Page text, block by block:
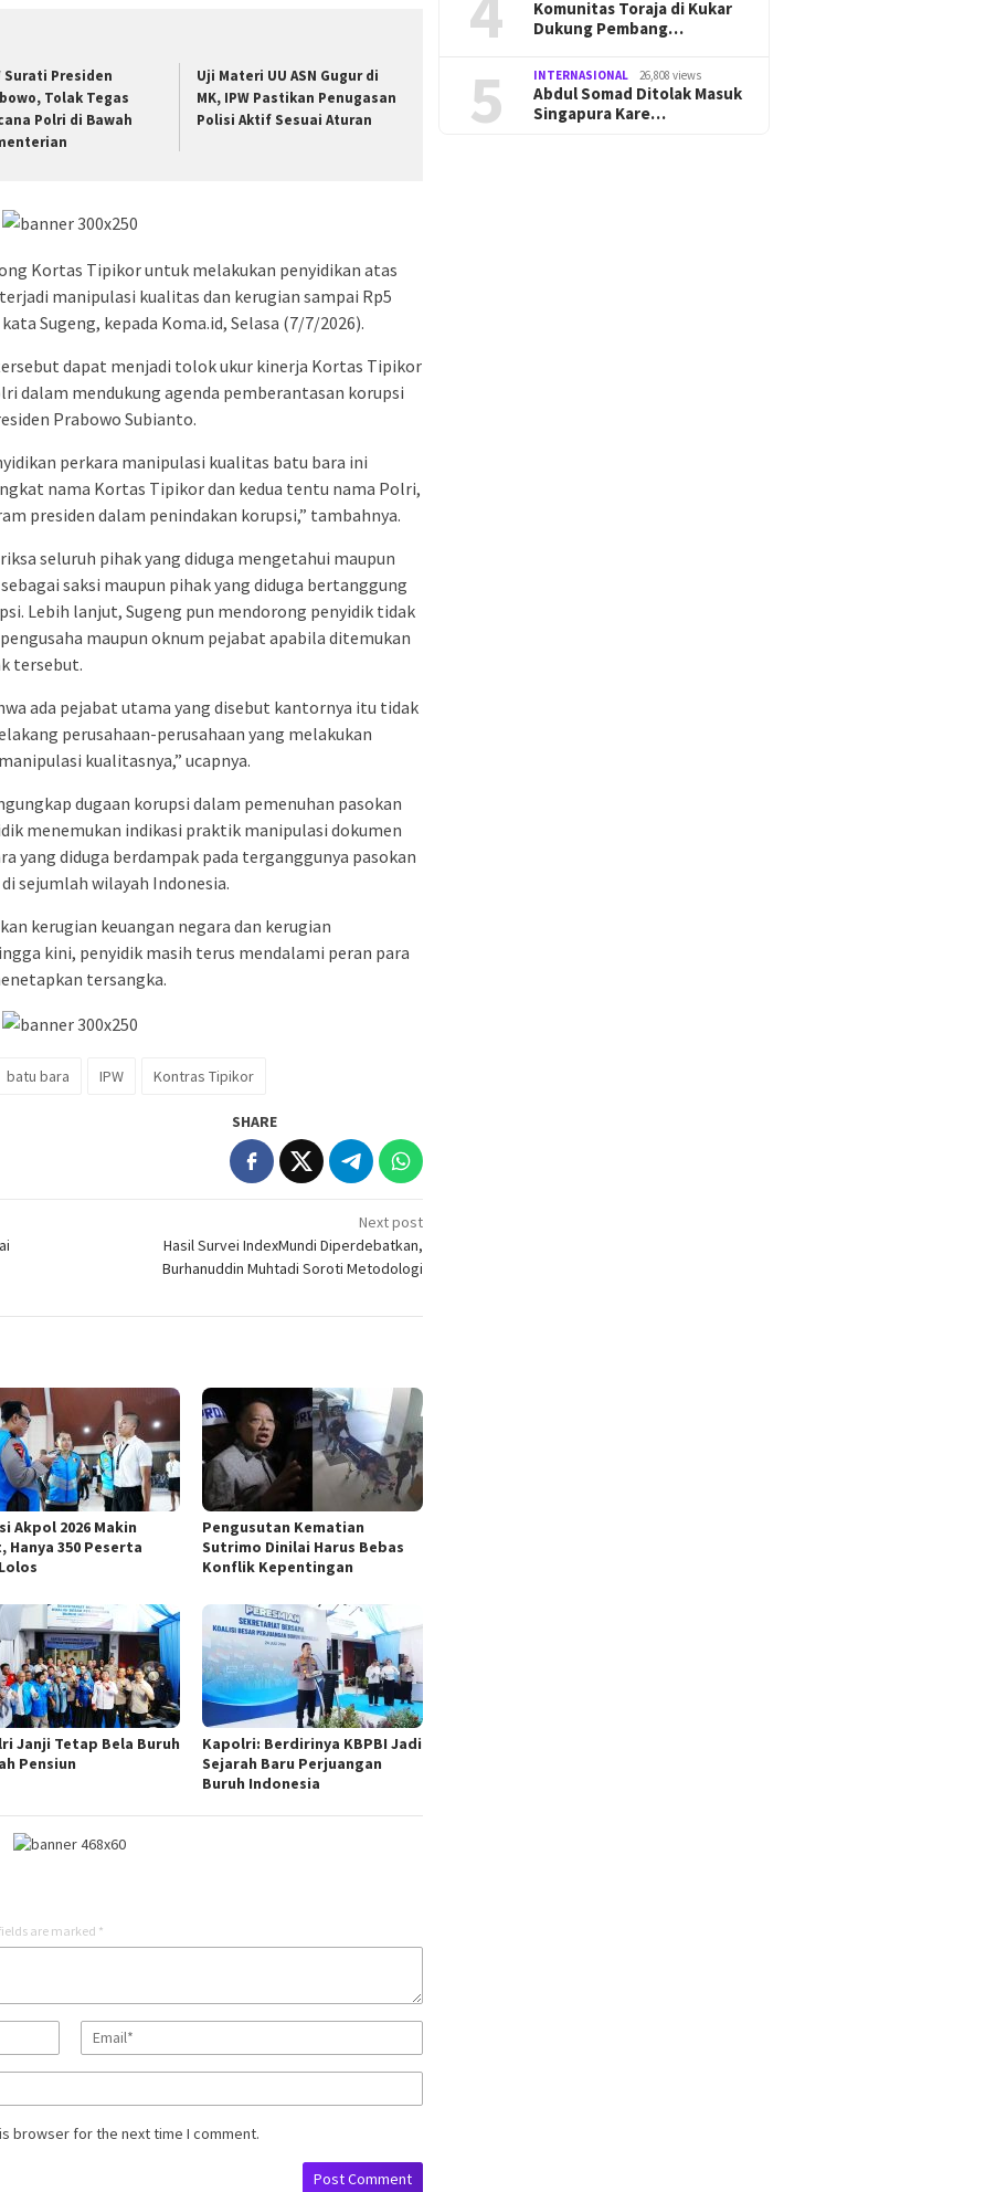
Surati Presiden
Tolak Tegas
Polri di Bawah
Uji Materi UU ASN Gugur di
MK, IPW Pastikan Penugasan
Polisi Aktif Sesuai Aturan
Kortas Tipikor untuk melakukan penyidikan atas
manipulasi kualitas dan kerugian sampai Rp5
Sugeng, kepada Koma.id, Selasa (7/7/2026).
dapat menjadi tolok ukur kinerja Kortas Tipikor
dalam mendukung agenda pemberantasan korupsi
Prabowo Subianto.
perkara manipulasi kualitas batu bara ini
nama Kortas Tipikor dan kedua tentu nama Polri,
presiden dalam penindakan korupsi,” tambahnya.
seluruh pihak yang diduga mengetahui maupun
saksi maupun pihak yang diduga bertanggung
Lebih lanjut, Sugeng pun mendorong penyidik tidak
maupun oknum pejabat apabila ditemukan
tersebut.
ada pejabat utama yang disebut kantornya itu tidak
perusahaan-perusahaan yang melakukan
kualitasnya,” ucapnya.
dugaan korupsi dalam pemenuhan pasokan
menemukan indikasi praktik manipulasi dokumen
yang diduga berdampak pada terganggunya pasokan
sejumlah wilayah Indonesia.
kerugian keuangan negara dan kerugian
kini, penyidik masih terus mendalami peran para
tersangka.
batu bara IPW Kontras Tipikor
SHARE
Next post
Hasil Survei IndexMundi Diperdebatkan,
Burhanuddin Muhtadi Soroti Metodologi
Akpol 2026 Makin
Hanya 350 Peserta
Pengusutan Kematian
Sutrimo Dinilai Harus Bebas
Konflik Kepentingan
Janji Tetap Bela Buruh
Pensiun
Kapolri: Berdirinya KBPBI Jadi
Sejarah Baru Perjuangan
Buruh Indonesia
are marked *
browser for the next time I comment.
Komunitas Toraja di Kukar
Dukung Pembang…
5 INTERNASIONAL 26,808 views
Abdul Somad Ditolak Masuk
Singapura Kare…